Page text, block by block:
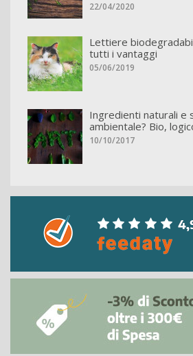
22/04/2020
Lettiere
tutti i vantaggi
05/06/2019
Ingredienti naturali e
ambientale? Bio,
10/10/2017